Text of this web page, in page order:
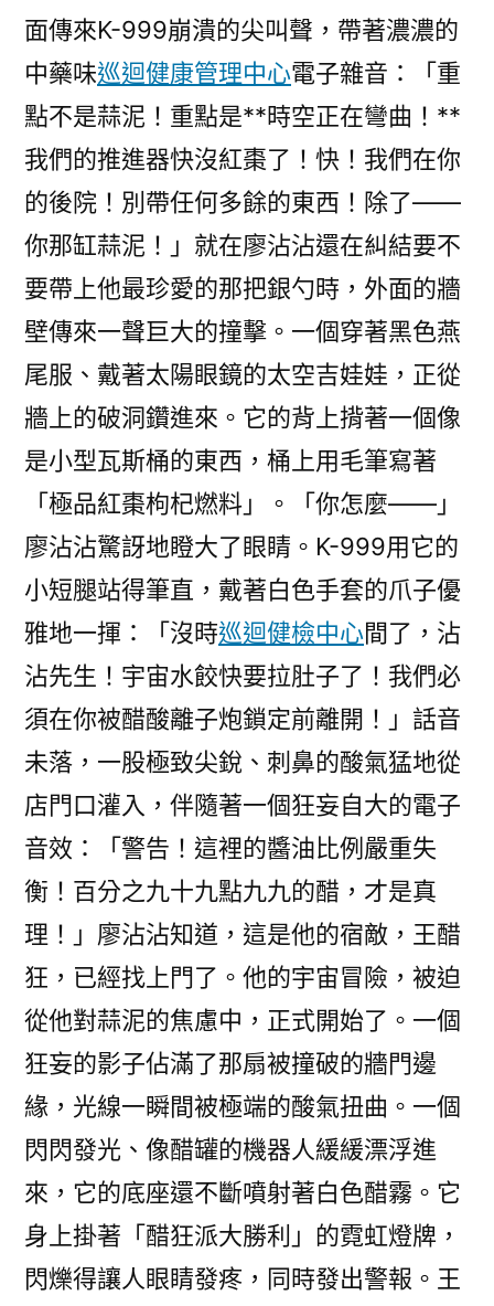
面傳來K-999崩潰的尖叫聲，帶著濃濃的
中藥味巡迴健康管理中心電子雜音：「重
點不是蒜泥！重點是**時空正在彎曲！**
我們的推進器快沒紅棗了！快！我們在你
的後院！別帶任何多餘的東西！除了——
你那缸蒜泥！」就在廖沾沾還在糾結要不
要帶上他最珍愛的那把銀勺時，外面的牆
壁傳來一聲巨大的撞擊。一個穿著黑色燕
尾服、戴著太陽眼鏡的太空吉娃娃，正從
牆上的破洞鑽進來。它的背上揹著一個像
是小型瓦斯桶的東西，桶上用毛筆寫著
「極品紅棗枸杞燃料」。「你怎麼——」
廖沾沾驚訝地瞪大了眼睛。K-999用它的
小短腿站得筆直，戴著白色手套的爪子優
雅地一揮：「沒時巡迴健檢中心間了，沾
沾先生！宇宙水餃快要拉肚子了！我們必
須在你被醋酸離子炮鎖定前離開！」話音
未落，一股極致尖銳、刺鼻的酸氣猛地從
店門口灌入，伴隨著一個狂妄自大的電子
音效：「警告！這裡的醬油比例嚴重失
衡！百分之九十九點九九的醋，才是真
理！」廖沾沾知道，這是他的宿敵，王醋
狂，已經找上門了。他的宇宙冒險，被迫
從他對蒜泥的焦慮中，正式開始了。一個
狂妄的影子佔滿了那扇被撞破的牆門邊
緣，光線一瞬間被極端的酸氣扭曲。一個
閃閃發光、像醋罐的機器人緩緩漂浮進
來，它的底座還不斷噴射著白色醋霧。它
身上掛著「醋狂派大勝利」的霓虹燈牌，
閃爍得讓人眼睛發疼，同時發出警報。王